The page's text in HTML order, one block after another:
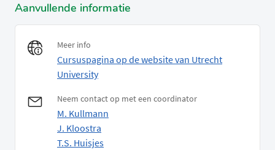
Aanvullende informatie
Meer info
Cursuspagina op de website van Utrecht
University
Neem contact op met een coordinator
M. Kullmann
J. Kloostra
T.S. Huisjes